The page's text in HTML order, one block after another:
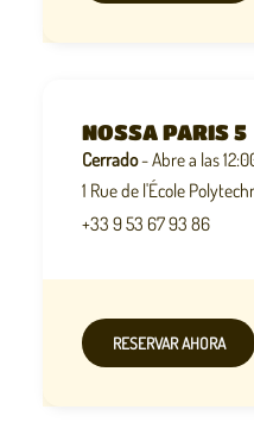
NOSSA PARIS 5
Cerrado- Abre a las
1 Rue de l'École
+33 9 53 67 93 86
RESERVAR AHORA